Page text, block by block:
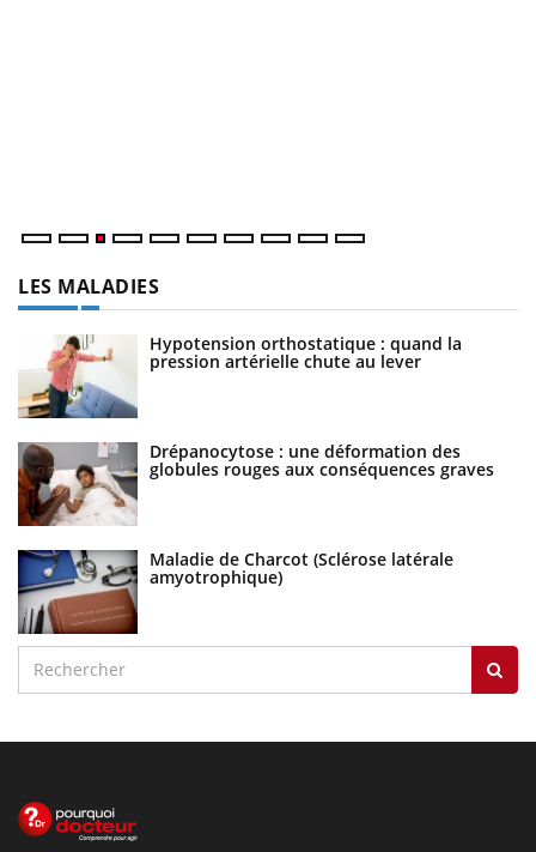
LES MALADIES
Hypotension orthostatique : quand la
pression artérielle chute au lever
Drépanocytose : une déformation des
globules rouges aux conséquences graves
Maladie de Charcot (Sclérose latérale
amyotrophique)